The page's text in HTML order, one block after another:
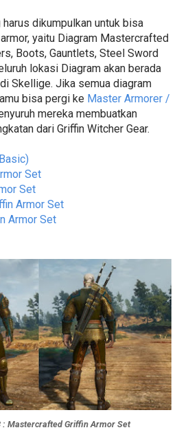
dikumpulkan untuk bisa
yaitu Diagram Mastercrafted
Boots, Gauntlets, Steel Sword
lokasi Diagram akan berada
Skellige. Jika semua diagram
bisa pergi ke Master Armorer /
mereka membuatkan
dari Griffin Witcher Gear.
Set
Set
Armor Set
Armor Set
: Mastercrafted Griffin Armor Set